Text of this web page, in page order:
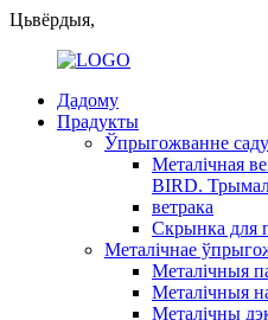
Цьвёрдыя,
Дадому
Прадукты
Ўпрыгожванне саду
Металічная
BIRD.
ветрака
Скрынка для
Металічнае
Металічныя
Металічныя
Металічны